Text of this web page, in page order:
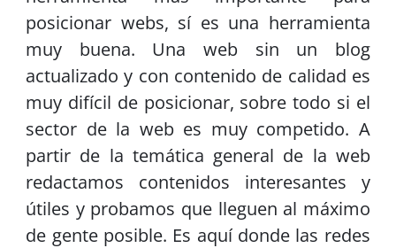
posicionar webs, sí es una herramienta
muy buena. Una web sin un blog
actualizado y con contenido de calidad es
muy difícil de posicionar, sobre todo si el
sector de la web es muy competido. A
partir de la temática general de la web
redactamos contenidos interesantes y
útiles y probamos que lleguen al máximo
de gente posible. Es aquí donde las redes